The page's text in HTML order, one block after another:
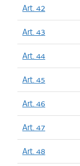
Art. 42
Art. 43
Art. 44
Art. 45
Art. 46
Art. 47
Art. 48